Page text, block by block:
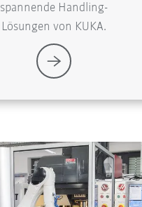
spannende Handling-
Lösungen von KUKA.